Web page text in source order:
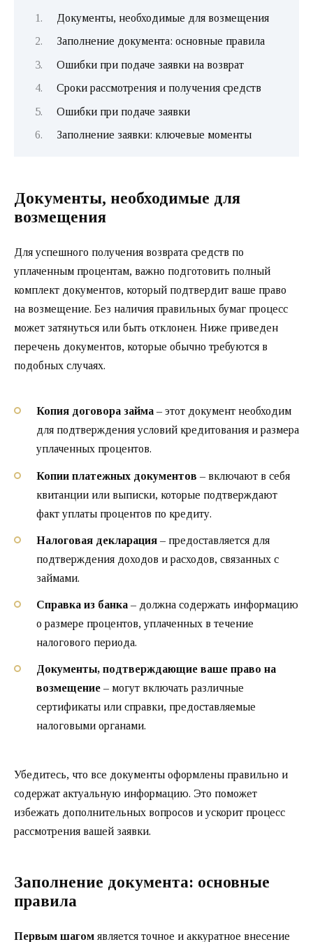
Документы, необходимые для возмещения
Заполнение документа: основные правила
Ошибки при подаче заявки на возврат
Сроки рассмотрения и получения средств
Ошибки при подаче заявки
Заполнение заявки: ключевые моменты
Документы, необходимые для
возмещения
Для успешного получения возврата средств по
уплаченным процентам, важно подготовить полный
комплект документов, который подтвердит ваше право
на возмещение. Без наличия правильных бумаг процесс
может затянуться или быть отклонен. Ниже приведен
перечень документов, которые обычно требуются в
подобных случаях.
Копия договора займа – этот документ необходим
для подтверждения условий кредитования и размера
уплаченных процентов.
Копии платежных документов – включают в себя
квитанции или выписки, которые подтверждают
факт уплаты процентов по кредиту.
Налоговая декларация – предоставляется для
подтверждения доходов и расходов, связанных с
займами.
Справка из банка – должна содержать информацию
о размере процентов, уплаченных в течение
налогового периода.
Документы, подтверждающие ваше право на
возмещение – могут включать различные
сертификаты или справки, предоставляемые
налоговыми органами.
Убедитесь, что все документы оформлены правильно и
содержат актуальную информацию. Это поможет
избежать дополнительных вопросов и ускорит процесс
рассмотрения вашей заявки.
Заполнение документа: основные
правила
Первым шагом является точное и аккуратное внесение